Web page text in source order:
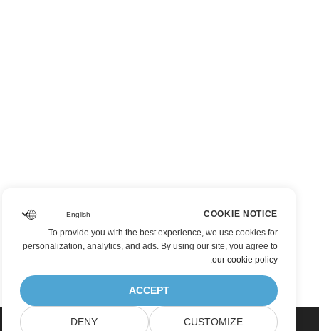
COOKIE NOTICE
To provide you with the best experience, we use cookies for
personalization, analytics, and ads. By using our site, you agree to
our cookie policy
.
ACCEPT
CUSTOMIZE
DENY